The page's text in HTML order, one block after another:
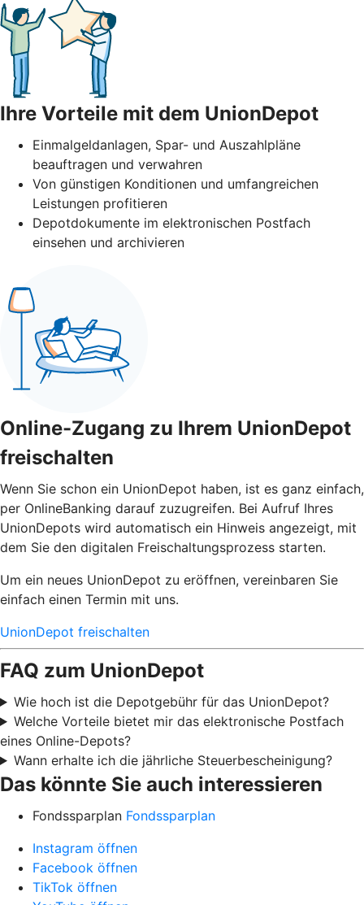
Ihre Vorteile mit dem UnionDepot
Einmalgeldanlagen, Spar- und Auszahlpläne
beauftragen und verwahren
Von günstigen Konditionen und umfangreichen
Leistungen profitieren
Depotdokumente im elektronischen Postfach
einsehen und archivieren
Online-Zugang zu Ihrem UnionDepot
freischalten
Wenn Sie schon ein UnionDepot haben, ist es ganz einfach,
per OnlineBanking darauf zuzugreifen. Bei Aufruf Ihres
UnionDepots wird automatisch ein Hinweis angezeigt, mit
dem Sie den digitalen Freischaltungsprozess starten.
Um ein neues UnionDepot zu eröffnen, vereinbaren Sie
einfach einen Termin mit uns.
UnionDepot freischalten
FAQ zum UnionDepot
Wie hoch ist die Depotgebühr für das UnionDepot?
Welche Vorteile bietet mir das elektronische Postfach
eines Online-Depots?
Wann erhalte ich die jährliche Steuerbescheinigung?
Das könnte Sie auch interessieren
Fondssparplan Fondssparplan
Instagram öffnen
Facebook öffnen
TikTok öffnen